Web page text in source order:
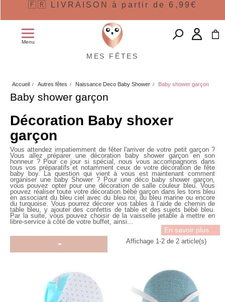
🇫🇷 LIVRAISON à partir de 6,99€
Menu
MES FÊTES
Accueil Autres fêtes Naissance Deco Baby Shower Baby shower garçon
Baby shower garçon
Décoration Baby shoxer
garçon
Vous attendez impatiemment de fêter l'arriver de votre petit garçon ?
Vous allez préparer une décoration baby shower garçon en son
honneur ? Pour ce jour si spécial, nous vous accompagnons dans
tous vos préparatifs et notamment ceux de votre décoration de fête
baby boy. La question qui vient à vous est maintenant comment
organiser une baby Shower ? Pour une déco baby shower garçon,
vous pouvez opter pour une décoration de salle couleur bleu. Vous
pouvez réaliser toute votre décoration bébé garçon dans les tons bleu
en associant du bleu ciel avec du bleu roi, du bleu marine ou encore
du turquoise. Vous pourrez décorer vos tables à l’aide de chemin de
table bleu, y ajouter des confettis de table et des sujets bébé bleu.
Par la suite, vous pouvez choisir de la vaisselle jetable à mettre en
libre-service à côté de votre buffet, ainsi...
En savoir plus ...
Affichage 1-2 de 2 article(s)